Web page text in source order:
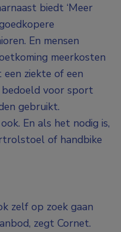
biedt ‘Meer
En mensen
meerkosten
ziekte of een
bedoeld voor sport
gebruikt.
En als het nodig is,
of handbike
zelf op zoek gaan
zegt Cornet.